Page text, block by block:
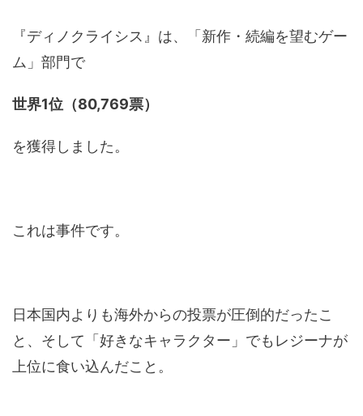
『ディノクライシス』は、「新作・続編を望むゲー
ム」部門で
世界1位（80,769票）
を獲得しました。
これは事件です。
日本国内よりも海外からの投票が圧倒的だったこ
と、そして「好きなキャラクター」でもレジーナが
上位に食い込んだこと。